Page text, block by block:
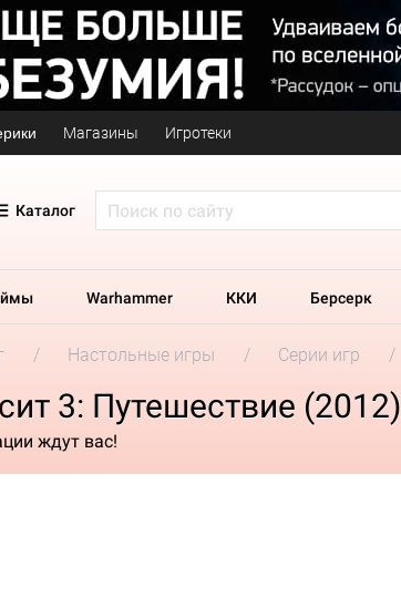
Магазины Игротеки
Каталог
Warhammer ККИ Берсерк
Настольные игры Серии игр
3: Путешествие (2012)
ждут вас!